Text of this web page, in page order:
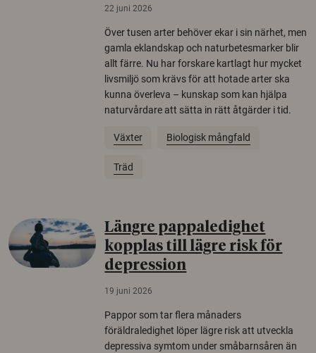
22 juni 2026
Över tusen arter behöver ekar i sin närhet, men
gamla eklandskap och naturbetesmarker blir
allt färre. Nu har forskare kartlagt hur mycket
livsmiljö som krävs för att hotade arter ska
kunna överleva – kunskap som kan hjälpa
naturvårdare att sätta in rätt åtgärder i tid.
Växter Biologisk mångfald
Träd
Längre pappaledighet
kopplas till lägre risk för
depression
19 juni 2026
Pappor som tar flera månaders
föräldraledighet löper lägre risk att utveckla
depressiva symtom under småbarnsåren än